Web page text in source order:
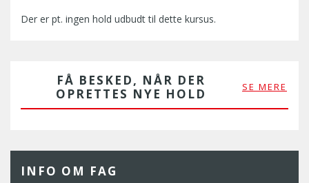
Der er pt. ingen hold udbudt til dette kursus.
FÅ BESKED, NÅR DER
OPRETTES NYE HOLD
SE MERE
INFO OM FAG